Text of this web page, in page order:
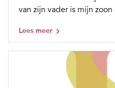
van zijn vader is mijn zoon
Lees meer